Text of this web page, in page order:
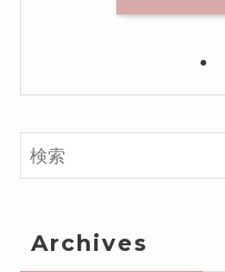
Archives